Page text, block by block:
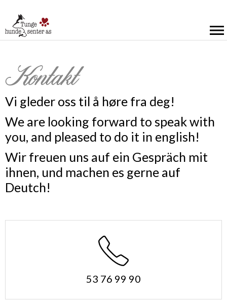
Kontakt
Vi gleder oss til å høre fra deg!
We are looking forward to speak with
you, and pleased to do it in english!
Wir freuen uns auf ein Gespräch mit
ihnen, und machen es gerne auf
Deutch!
53 76 99 90